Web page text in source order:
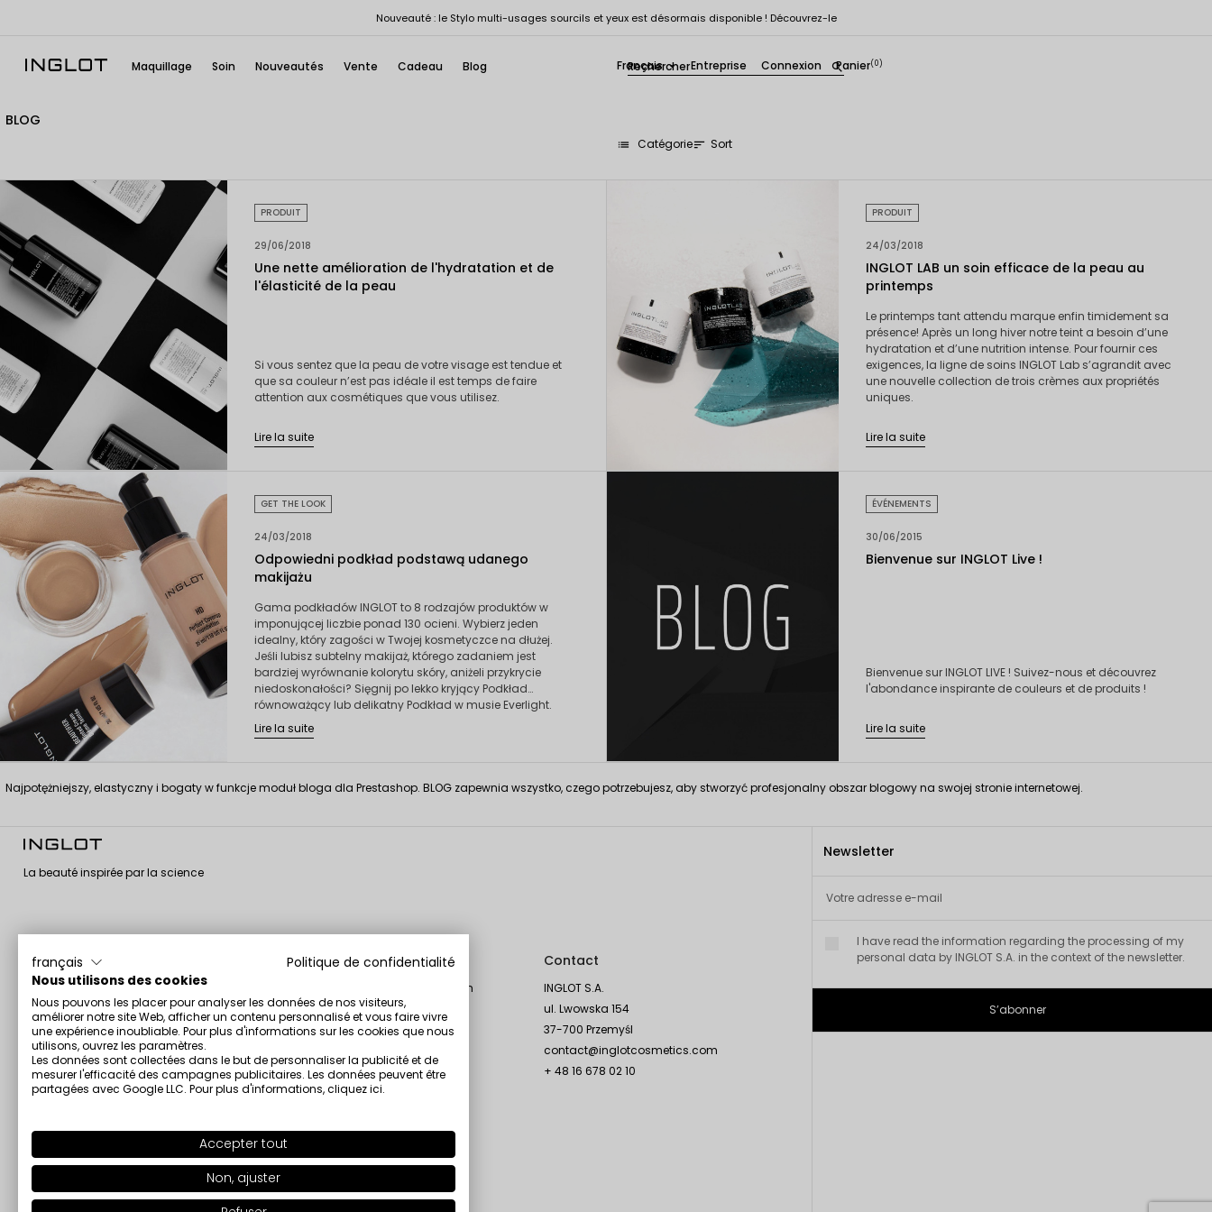
Nouveauté : le Stylo multi-usages sourcils et yeux est désormais disponible ! Découvrez-le
Maquillage Soin Nouveautés Vente Cadeau Blog search
Français  Entreprise Connexion Panier(0)
BLOG
list Catégoriesort Sort
PRODUIT
29/06/2018
Une nette amélioration de l'hydratation et de
l'élasticité de la peau
Si vous sentez que la peau de votre visage est tendue et
que sa couleur n’est pas idéale il est temps de faire
attention aux cosmétiques que vous utilisez.
Lire la suite
PRODUIT
24/03/2018
INGLOT LAB un soin efficace de la peau au
printemps
Le printemps tant attendu marque enfin timidement sa
présence! Après un long hiver notre teint a besoin d’une
hydratation et d’une nutrition intense. Pour fournir ces
exigences, la ligne de soins INGLOT Lab s’agrandit avec
une nouvelle collection de trois crèmes aux propriétés
uniques.
Lire la suite
GET THE LOOK
24/03/2018
Odpowiedni podkład podstawą udanego
makijażu
Gama podkładów INGLOT to 8 rodzajów produktów w
imponującej liczbie ponad 130 ocieni. Wybierz jeden
idealny, który zagości w Twojej kosmetyczce na dłużej.
Jeśli lubisz subtelny makijaż, którego zadaniem jest
bardziej wyrównanie kolorytu skóry, aniżeli przykrycie
niedoskonałości? Sięgnij po lekko kryjący Podkład
równoważący lub delikatny Podkład w musie Everlight.
Lire la suite
ÉVÉNEMENTS
30/06/2015
Bienvenue sur INGLOT Live !
Bienvenue sur INGLOT LIVE ! Suivez-nous et découvrez
l'abondance inspirante de couleurs et de produits !
Lire la suite
Najpotężniejszy, elastyczny i bogaty w funkcje moduł bloga dla Prestashop. BLOG zapewnia wszystko, czego potrzebujesz, aby stworzyć profesjonalny obszar blogowy na swojej stronie internetowej.
La beauté inspirée par la science
Qui sommes-
nous
Qui sommes-nous
Corporate
La certification GMP
Vegan Formula
Certificate
with Val Garland
Inglot Lab 1983
Contactez-nous
Livraison et retours
Connexion
Découvrez nos
promotions
Composez Votre
Informations
générales de vente
en ligne
paiement
Politique de cookies
Données
RGPD
Modifier les
paramètres des
Social
Instagram
Facebook
Linkedin
Contact
INGLOT S.A.
ul. Lwowska 154
37-700 Przemyśl
contact@inglotcosmetics.com
+ 48 16 678 02 10
Newsletter
I have read the information regarding the processing of my
personal data by INGLOT S.A. in the context of the newsletter.
français
Politique de confidentialité
Nous utilisons des cookies
Nous pouvons les placer pour analyser les données de nos visiteurs,
améliorer notre site Web, afficher un contenu personnalisé et vous faire vivre
une expérience inoubliable. Pour plus d'informations sur les cookies que nous
utilisons, ouvrez les paramètres.
Les données sont collectées dans le but de personnaliser la publicité et de
mesurer l'efficacité des campagnes publicitaires. Les données peuvent être
partagées avec Google LLC. Pour plus d'informations,cliquez ici.
Accepter tout
Non, ajuster